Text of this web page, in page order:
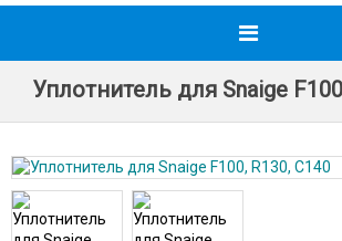
Уплотнитель для Snaige